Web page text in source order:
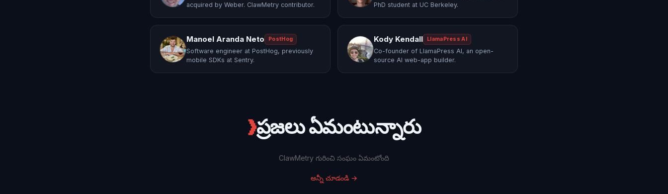
acquired by Weber. ClawMetry contributor.
PhD student at UC Berkeley.
Manoel Aranda Neto PostHog
Software engineer at PostHog, previously
mobile SDKs at Sentry.
Kody Kendall LlamaPress AI
Co-founder of LlamaPress AI, an open-
source AI web-app builder.
❯ప్రజలు ఏమంటున్నారు
ClawMetry గురించి సంఘం ఏమంటోంది
అన్నీ చూడండి →